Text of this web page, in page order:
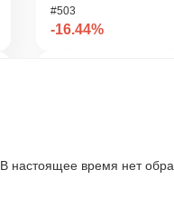
#503
-16.44%
В настоящее время нет